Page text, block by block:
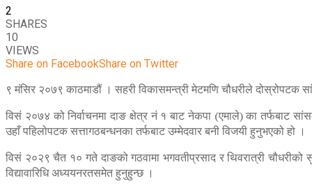
2
SHARES
10
VIEWS
Share on FacebookShare on Twitter
९ मंसिर २०७९ काठमाडौं । सहरी विकासमन्त्री मेटमणि चौधरीले दोस्रोपटक
विसं २०७४ को निर्वाचनमा दाङ क्षेत्र नं १ बाट नेकपा (एमाले) का तर्फबाट
उहाँ पहिलोपटक सत्तागठबन्धनका तर्फबाट उम्मेदवार बनी विजयी हुनुभएको हो ।
विसं २०२९ चैत १० गते दाङको गठवामा भगवतीप्रसाद र थिवरात्री
विद्यावारिधि अध्ययनरतसमेत हुनुहुन्छ ।